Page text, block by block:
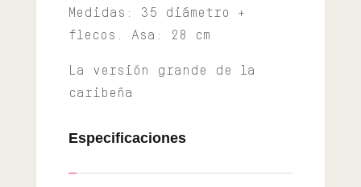
Medidas: 35 diámetro +
flecos. Asa: 28 cm
La versión grande de la
caribeña
Especificaciones